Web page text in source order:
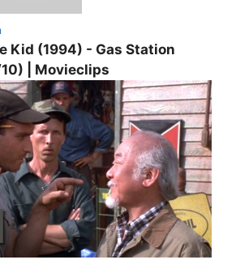
Kid (1994) - Gas Station
| Movieclips